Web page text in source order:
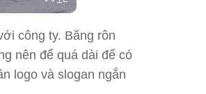
công ty. Băng rôn
nên để quá dài để có
logo và slogan ngắn